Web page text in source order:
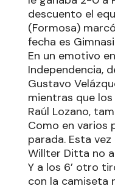
descuento el
(Formosa)
fecha es
En un emotivo
Independencia,
Gustavo
mientras que
Raúl Lozano,
Como en varios
parada. Esta
Willter Ditta no
Y a los 6’ otro
con la camiseta